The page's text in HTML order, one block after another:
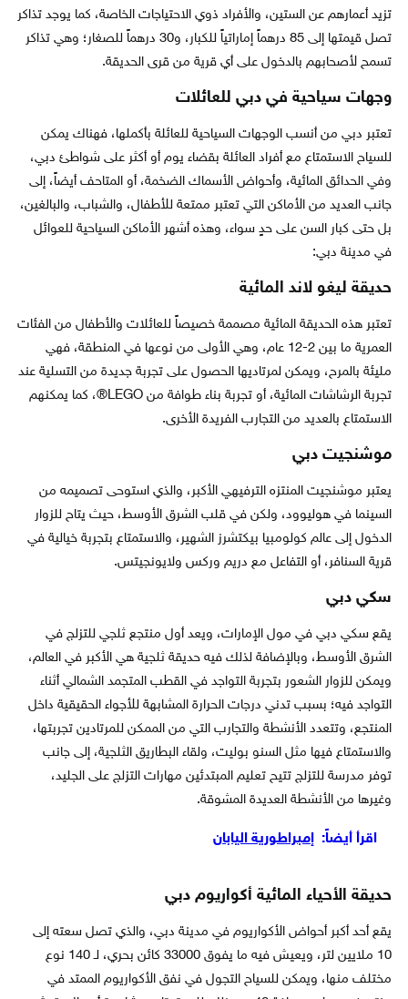
تزيد أعمارهم عن الستين، والأفراد ذوي الاحتياجات الخاصة، كما يوجد تذاكر
تصل قيمتها إلى 85 درهماً إماراتياً للكبار، و30 درهماً للصغار؛ وهي تذاكر
تسمح لأصحابهم بالدخول على أي قرية من قرى الحديقة.
وجهات سياحية في دبي للعائلات
تعتبر دبي من أنسب الوجهات السياحية للعائلة بأكملها، فهناك يمكن
للسياح الاستمتاع مع أفراد العائلة بقضاء يوم أو أكثر على شواطئ دبي،
وفي الحدائق المائية، وأحواض الأسماك الضخمة، أو المتاحف أيضاً، إلى
جانب العديد من الأماكن التي تعتبر ممتعة للأطفال، والشباب، والبالغين،
بل حتى كبار السن على حدٍ سواء، وهذه أشهر الأماكن السياحية للعوائل
في مدينة دبي:
حديقة ليغو لاند المائية
تعتبر هذه الحديقة المائية مصممة خصيصاً للعائلات والأطفال من الفئات
العمرية ما بين 2-12 عام، وهي الأولى من نوعها في المنطقة، فهي
مليئة بالمرح، ويمكن لمرتاديها الحصول على تجربة جديدة من التسلية عند
تجربة الرشاشات المائية، أو تجربة بناء طوافة من LEGO®، كما يمكنهم
الاستمتاع بالعديد من التجارب الفريدة الأخرى.
موشنجيت دبي
يعتبر موشنجيت المنتزه الترفيهي الأكبر، والذي استوحى تصميمه من
السينما في هوليوود، ولكن في قلب الشرق الأوسط، حيث يتاح للزوار
الدخول إلى عالم كولومبيا بيكتشرز الشهير، والاستمتاع بتجربة خيالية في
قرية السنافر، أو التفاعل مع دريم وركس ولايونجيتس.
سكي دبي
يقع سكي دبي في مول الإمارات، ويعد أول منتجع ثلجي للتزلج في
الشرق الأوسط، وبالإضافة لذلك فيه حديقة ثلجية هي الأكبر في العالم،
ويمكن للزوار الشعور بتجربة التواجد في القطب المتجمد الشمالي أثناء
التواجد فيه؛ بسبب تدني درجات الحرارة المشابهة للأجواء الحقيقية داخل
المنتجع، وتتعدد الأنشطة والتجارب التي من الممكن للمرتادين تجربتها،
والاستمتاع فيها مثل السنو بوليت، ولقاء البطاريق الثلجية، إلى جانب
توفر مدرسة للتزلج تتيح تعليم المبتدئين مهارات التزلج على الجليد،
وغيرها من الأنشطة العديدة المشوقة.
اقرأ أيضاً: إمبراطورية اليابان
حديقة الأحياء المائية أكواريوم دبي
يقع أحد أكبر أحواض الأكواريوم في مدينة دبي، والذي تصل سعته إلى
10 ملايين لتر، ويعيش فيه ما يفوق 33000 كائن بحري، لـ 140 نوع
مختلف منها، ويمكن للسياح التجول في نفق الأكواريوم الممتد في